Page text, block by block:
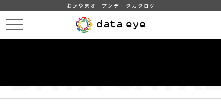
おかやまオープンデータカタログ
DATA